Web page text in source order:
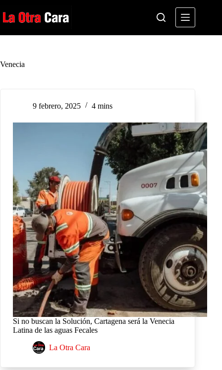
al
contenido
Venecia
9 febrero, 2025 4 mins
Si no buscan la Solución, Cartagena será la Venecia
Latina de las aguas Fecales
La Otra Cara